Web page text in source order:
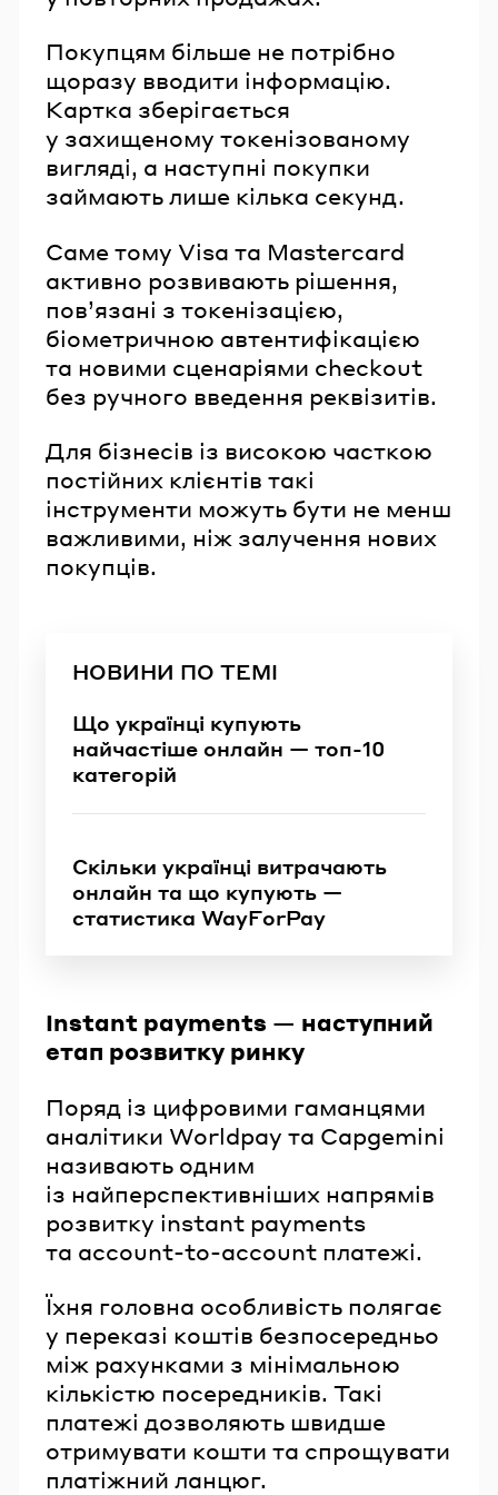
Покупцям більше не потрібно
щоразу вводити інформацію.
Картка зберігається
у захищеному токенізованому
вигляді, а наступні покупки
займають лише кілька секунд.
Саме тому Visa та Mastercard
активно розвивають рішення,
пов’язані з токенізацією,
біометричною автентифікацією
та новими сценаріями checkout
без ручного введення реквізитів.
Для бізнесів із високою часткою
постійних клієнтів такі
інструменти можуть бути не менш
важливими, ніж залучення нових
покупців.
НОВИНИ ПО ТЕМІ
Що українці купують
найчастіше онлайн — топ-10
категорій
Скільки українці витрачають
онлайн та що купують —
статистика WayForPay
Instant payments — наступний
етап розвитку ринку
Поряд із цифровими гаманцями
аналітики Worldpay та Capgemini
називають одним
із найперспективніших напрямів
розвитку instant payments
та account-to-account платежі.
Їхня головна особливість полягає
у переказі коштів безпосередньо
між рахунками з мінімальною
кількістю посередників. Такі
платежі дозволяють швидше
отримувати кошти та спрощувати
платіжний ланцюг.